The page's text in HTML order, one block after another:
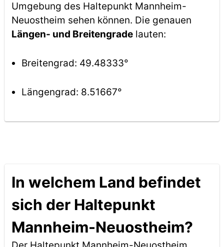
Umgebung des Haltepunkt Mannheim-
Neuostheim sehen können. Die genauen
Längen- und Breitengradelauten:
Breitengrad: 49.48333°
Längengrad: 8.51667°
In welchem Land befindet
sich der Haltepunkt
Mannheim-Neuostheim?